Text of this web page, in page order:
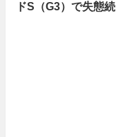
ドS（G3）で失態